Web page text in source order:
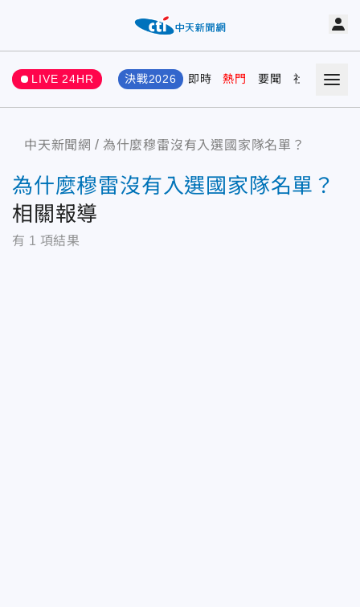
LIVE 24HR 決戰2026 即時 熱門 要聞 社會 娛樂
中天新聞網 為什麼穆雷沒有入選國家隊名單？
為什麼穆雷沒有入選國家隊名單？
相關報導
有 1 項結果